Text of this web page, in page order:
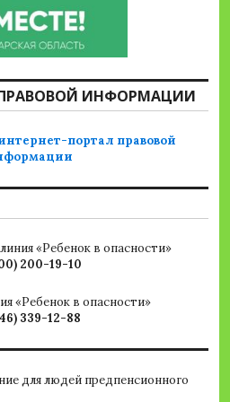
ИНФОРМАЦИИ
«Ребенок в опасности»
200-19-10
«Ребенок в опасности»
339-12-88
для людей предпенсионного